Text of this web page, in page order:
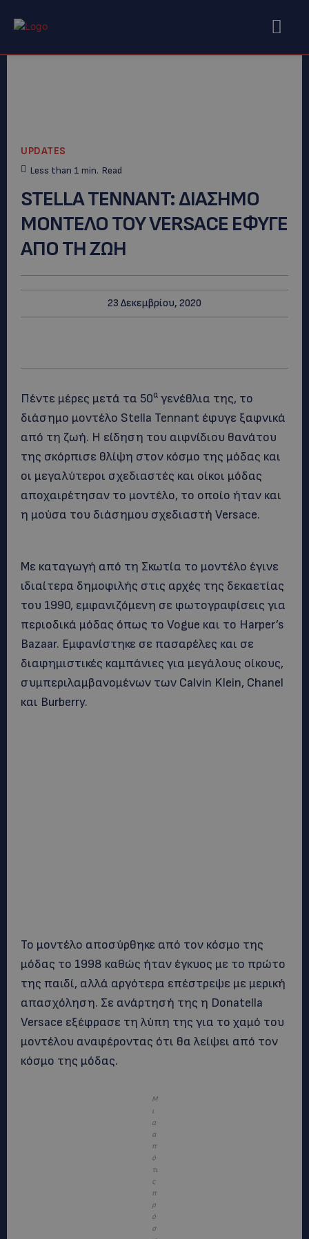
UPDATES
Less than 1 min. Read
STELLA TENNANT: ΔΙΑΣΗΜΟ
ΜΟΝΤΕΛΟ ΤΟΥ VERSACE ΕΦΥΓΕ
ΑΠΟ ΤΗ ΖΩΗ
23 Δεκεμβρίου, 2020
Πέντε μέρες μετά τα 50α γενέθλια της, το
διάσημο μοντέλο Stella Tennant έφυγε ξαφνικά
από τη ζωή. Η είδηση του αιφνίδιου θανάτου
της σκόρπισε θλίψη στον κόσμο της μόδας και
οι μεγαλύτεροι σχεδιαστές και οίκοι μόδας
αποχαιρέτησαν το μοντέλο, το οποίο ήταν και
η μούσα του διάσημου σχεδιαστή Versace.
Με καταγωγή από τη Σκωτία το μοντέλο έγινε
ιδιαίτερα δημοφιλής στις αρχές της δεκαετίας
του 1990, εμφανιζόμενη σε φωτογραφίσεις για
περιοδικά μόδας όπως το Vogue και το Harper’s
Bazaar. Εμφανίστηκε σε πασαρέλες και σε
διαφημιστικές καμπάνιες για μεγάλους οίκους,
συμπεριλαμβανομένων των Calvin Klein, Chanel
και Burberry.
Το μοντέλο αποσύρθηκε από τον κόσμο της
μόδας το 1998 καθώς ήταν έγκυος με το πρώτο
της παιδί, αλλά αργότερα επέστρεψε με μερική
απασχόληση. Σε ανάρτησή της η Donatella
Versace εξέφρασε τη λύπη της για το χαμό τoυ
μοντέλου αναφέροντας ότι θα λείψει από τον
κόσμο της μόδας.
Μ
ι
α
α
π
ό
τι
ς
π
ρ
ό
σ